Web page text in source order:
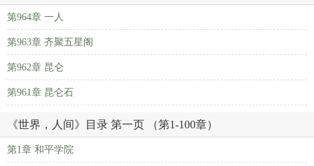
第964章 一人
第963章 齐聚五星阁
第962章 昆仑
第961章 昆仑石
《世界，人间》目录 第一页 （第1-100章）
第1章 和平学院